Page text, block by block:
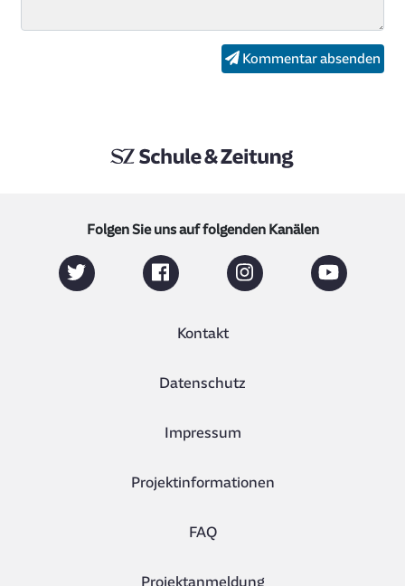
Kommentar absenden
Folgen Sie uns auf folgenden Kanälen
Kontakt
Datenschutz
Impressum
Projektinformationen
FAQ
Projektanmeldung